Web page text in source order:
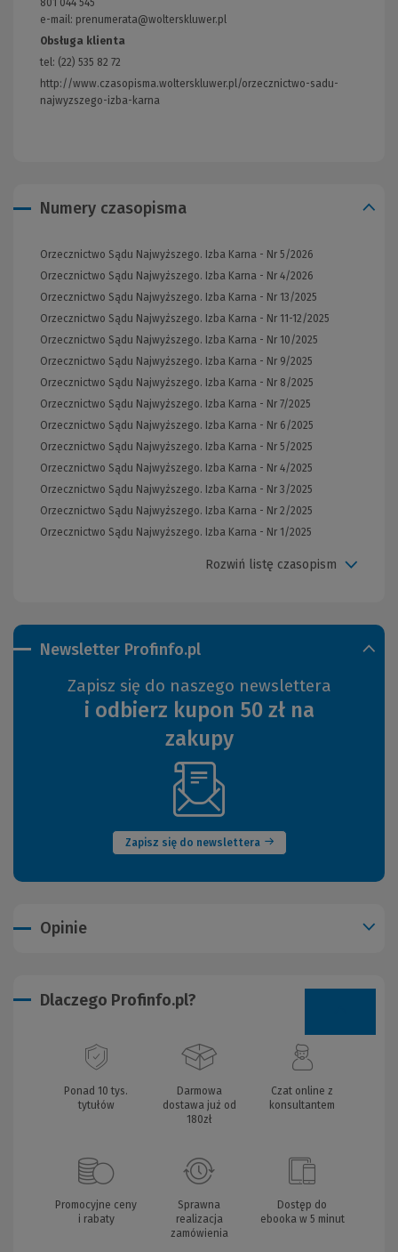
Newsletter Profinfo.pl
Zapisz się do naszego newslettera
i odbierz kupon 50 zł na
zakupy
Zapisz się do newslettera
(Nowe
okno)
e-mail: prenumerata@wolterskluwer.pl
Obsługa klienta
tel: (22) 535 82 72
http://www.czasopisma.wolterskluwer.pl/orzecznictwo-sadu-
najwyzszego-izba-karna
Numery czasopisma
Orzecznictwo Sądu Najwyższego. Izba Karna - Nr 5/2026
Orzecznictwo Sądu Najwyższego. Izba Karna - Nr 4/2026
Orzecznictwo Sądu Najwyższego. Izba Karna - Nr 13/2025
Orzecznictwo Sądu Najwyższego. Izba Karna - Nr 11-12/2025
Orzecznictwo Sądu Najwyższego. Izba Karna - Nr 10/2025
Orzecznictwo Sądu Najwyższego. Izba Karna - Nr 9/2025
Orzecznictwo Sądu Najwyższego. Izba Karna - Nr 8/2025
Orzecznictwo Sądu Najwyższego. Izba Karna - Nr 7/2025
Orzecznictwo Sądu Najwyższego. Izba Karna - Nr 6/2025
Orzecznictwo Sądu Najwyższego. Izba Karna - Nr 5/2025
Orzecznictwo Sądu Najwyższego. Izba Karna - Nr 4/2025
Orzecznictwo Sądu Najwyższego. Izba Karna - Nr 3/2025
Orzecznictwo Sądu Najwyższego. Izba Karna - Nr 2/2025
Orzecznictwo Sądu Najwyższego. Izba Karna - Nr 1/2025
Rozwiń listę czasopism
Opinie
Dlaczego Profinfo.pl?
Ponad 10 tys.
tytułów
Darmowa
dostawa już od
180zł
Czat online z
konsultantem
Promocyjne ceny
i rabaty
Sprawna
realizacja
zamówienia
Dostęp do
ebooka w 5 minut